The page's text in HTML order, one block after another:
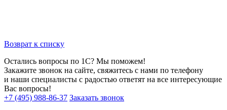
Возврат к списку
Остались вопросы по 1С? Мы поможем!
Закажите звонок на сайте, свяжитесь с нами по телефону
и наши специалисты с радостью ответят на все интересующие
Вас вопросы!
+7 (495) 988-86-37 Заказать звонок